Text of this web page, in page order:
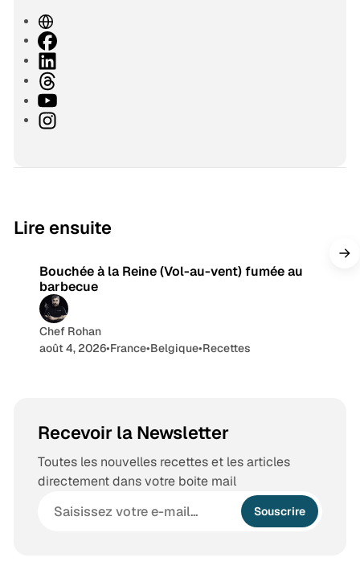
S
i
t
e
w
e
F
a
e
b
L
n
k
h
r
Y
oI
r
m
Lire ensuite
Bouchée à la Reine (Vol-au-vent) fumée au
barbecue
Chef Rohan
août 4, 2026•France•Belgique•Recettes
Recevoir la Newsletter
Toutes les nouvelles recettes et les articles
directement dans votre boite mail
Souscrire